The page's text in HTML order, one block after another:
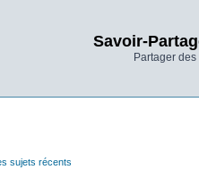
Savoir-
Partager
sujets récents